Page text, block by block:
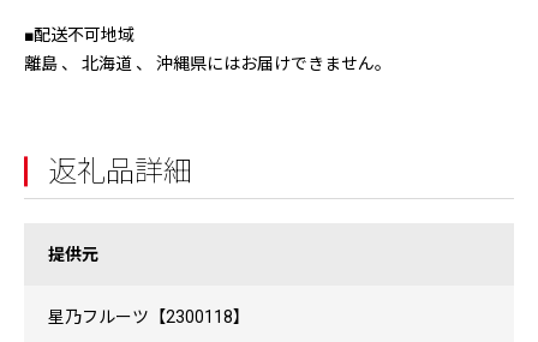
■配送不可地域
離島 、 北海道 、 沖縄県にはお届けできません。
返礼品詳細
提供元
星乃フルーツ【2300118】